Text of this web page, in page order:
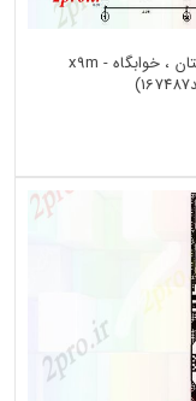
دانلود نقشه دانشگاه ، آموزشکده ، مدرسه ، هنرستان ، خوابگاه - x9m